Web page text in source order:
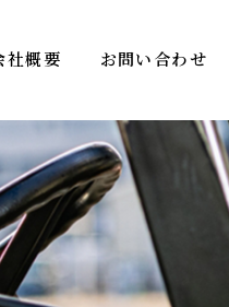
社概要 お問い合わせ